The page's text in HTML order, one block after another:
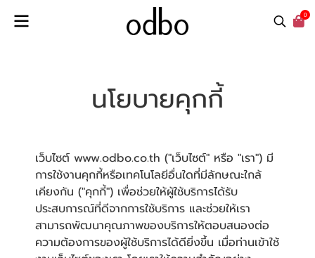
0
นโยบายคุกกี้
เว็บไซต์ www.odbo.co.th ("เว็บไซต์" หรือ "เรา") มี
การใช้งานคุกกี้หรือเทคโนโลยีอื่นใดที่มีลักษณะใกล้
เคียงกัน ("คุกกี้") เพื่อช่วยให้ผู้ใช้บริการได้รับ
ประสบการณ์ที่ดีจากการใช้บริการ และช่วยให้เรา
สามารถพัฒนาคุณภาพของบริการให้ตอบสนองต่อ
ความต้องการของผู้ใช้บริการได้ดียิ่งขึ้น เมื่อท่านเข้าใช้